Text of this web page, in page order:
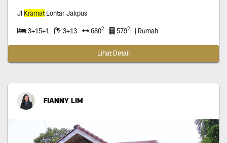
Jl KramatLontar Jakpus
3+15+1 3+13 6802 5792 | Rumah
Lihat Detail
FIANNY LIM